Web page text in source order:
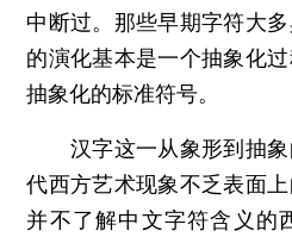
中断过。那些早期字符大
的演化基本是一个抽象化
抽象化的标准符号。
汉字这一从象形到抽象
代西方艺术现象不乏表面
并不了解中文字符含义的